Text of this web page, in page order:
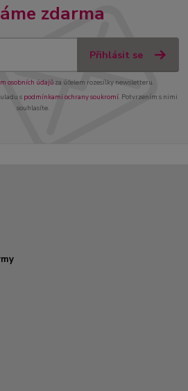
zdarma
Přihlásit se
osobních údajůza účelem rozesílky newsletteru.
s podmínkami ochrany soukromí. Potvrzením s nimi
souhlasíte.